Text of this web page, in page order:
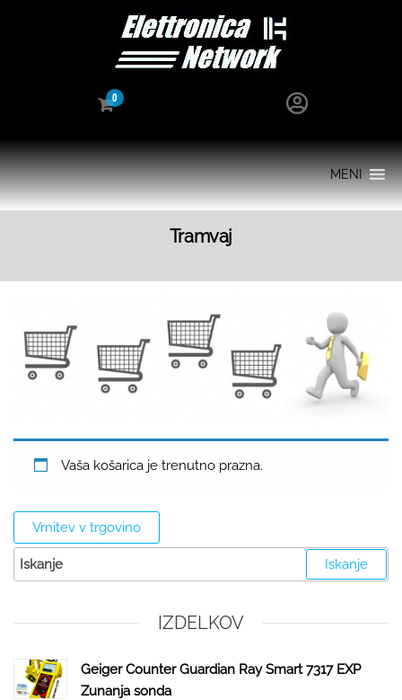
0
MENI
Tramvaj
Vaša košarica je trenutno prazna.
Vrnitev v trgovino
IZDELKOV
Geiger Counter Guardian Ray Smart 7317 EXP
Zunanja sonda